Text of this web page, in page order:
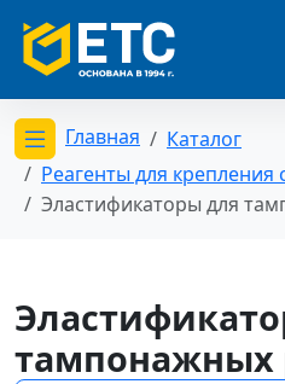
Открыть меню
Главная
Каталог
Реагенты для крепления
Эластификаторы для
тампонажных